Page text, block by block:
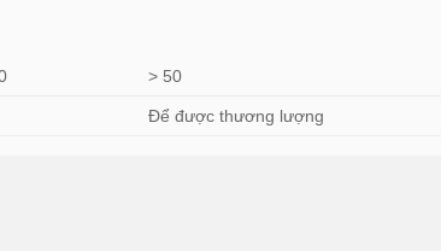
> 50
Để được thương lượng